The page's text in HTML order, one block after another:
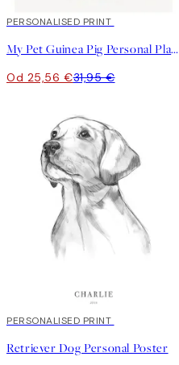
20%*
PERSONALISED PRINT
My Pet Guinea Pig Personal Plagát
Od 25,56 €31,95 €
20%*
PERSONALISED PRINT
Retriever Dog Personal Poster